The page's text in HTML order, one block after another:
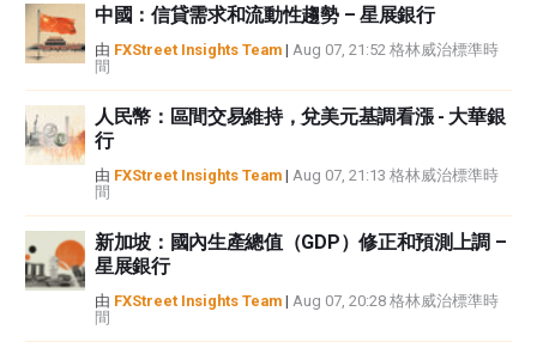
如果文章正文中沒有明確提到，在撰寫本文時，作者在本文中提到的任何股票
中都沒有頭寸，也沒有與文中提到的任何公司有業務關係。除了FXStreet，作
者沒有收到撰寫這篇文章的報酬。
FXStreet和作者不提供個性化的建議。作者對該資訊的準確性、完整性或適用
性不作任何陳述。FXStreet和作者將不承擔任何錯誤，遺漏或任何損失，傷害
或損害由此資訊及其顯示或使用引起的。錯誤和遺漏除外。本文作者和
FXStreet並非註冊投資顧問，本文內容無意提供任何投資建議。
中國：信貸需求和流動性趨勢 – 星展銀行
由 FXStreet Insights Team | Aug 07, 21:52 格林威治標準時
間
人民幣：區間交易維持，兌美元基調看漲 - 大華銀
行
由 FXStreet Insights Team | Aug 07, 21:13 格林威治標準時
間
新加坡：國內生產總值（GDP）修正和預測上調 –
星展銀行
由 FXStreet Insights Team | Aug 07, 20:28 格林威治標準時
間